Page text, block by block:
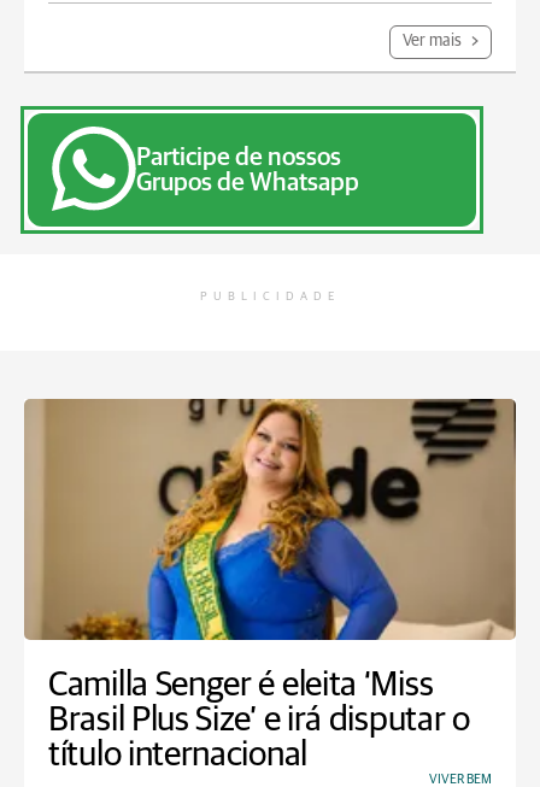
Ver mais
Participe de nossos
Grupos de Whatsapp
PUBLICIDADE
Camilla Senger é eleita ‘Miss
Brasil Plus Size’ e irá disputar o
título internacional
VIVER BEM